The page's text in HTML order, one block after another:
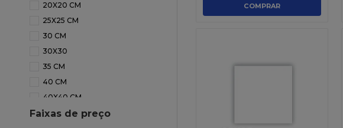
20X20 CM
25X25 CM
30 CM
30X30
35 CM
40 CM
40X40 CM
Faixas de preço
COMPRAR